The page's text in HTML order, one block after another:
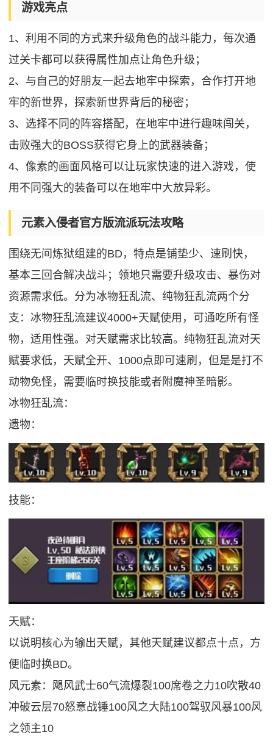
游戏亮点
1、利用不同的方式来升级角色的战斗能力，每次通
过关卡都可以获得属性加点让角色升级；
2、与自己的好朋友一起去地牢中探索，合作打开地
牢的新世界，探索新世界背后的秘密；
3、选择不同的阵容搭配，在地牢中进行趣味闯关，
击败强大的BOSS获得它身上的武器装备；
4、像素的画面风格可以让玩家快速的进入游戏，使
用不同强大的装备可以在地牢中大放异彩。
元素入侵者官方版流派玩法攻略
围绕无间炼狱组建的BD，特点是铺垫少、速刷快，
基本三回合解决战斗；领地只需要升级攻击、暴伤对
资源需求低。分为冰物狂乱流、纯物狂乱流两个分
支：冰物狂乱流建议4000+天赋使用，可通吃所有怪
物，适用性强。对天赋需求比较高。纯物狂乱流对天
赋要求低，天赋全开、1000点即可速刷，但是是打不
动物免怪，需要临时换技能或者附魔神圣暗影。
冰物狂乱流：
遗物：
技能：
天赋：
以说明核心为输出天赋，其他天赋建议都点十点，方
便临时换BD。
风元素：飓风武士60气流爆裂100席卷之力10吹散40
冲破云层70怒意战锤100风之大陆100驾驭风暴100风
之领主10